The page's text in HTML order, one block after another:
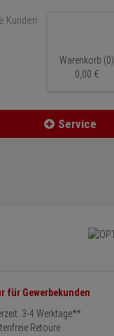
Kunden
Warenkorb (0)
0, 00 €
Service
für Gewerbekunden
3-4 Werktage**
Retoure